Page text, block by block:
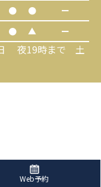
Web予約
● ●
ー
● ▲ ー
夜19時まで 土